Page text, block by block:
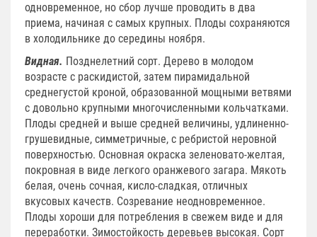
одновременное, но сбор лучше проводить в два
приема, начиная с самых крупных. Плоды сохраняются
в холодильнике до середины ноября.
Видная. Позднелетний сорт. Дерево в молодом
возрасте с раскидистой, затем пирамидальной
среднегустой кроной, образованной мощными ветвями
с довольно крупными многочисленными кольчатками.
Плоды средней и выше средней величины, удлиненно-
груше­видные, симметричные, с ребристой неровной
поверхностью. Основная окраска зеленовато-желтая,
покровная в виде легкого оранжевого загара. Мякоть
белая, очень сочная, кисло-сладкая, отличных
вкусовых качеств. Созревание неодновременное.
Плоды хороши для потребления в свежем виде и для
переработки. Зимостойкость деревьев высокая. Сорт